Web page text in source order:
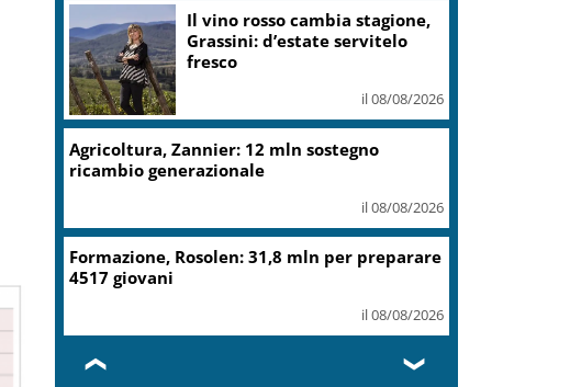
Il vino rosso cambia stagione,
Grassini: d’estate servitelo
fresco
il 08/08/2026
Agricoltura, Zannier: 12 mln sostegno
ricambio generazionale
il 08/08/2026
Formazione, Rosolen: 31,8 mln per preparare
4517 giovani
il 08/08/2026
❮ ❯